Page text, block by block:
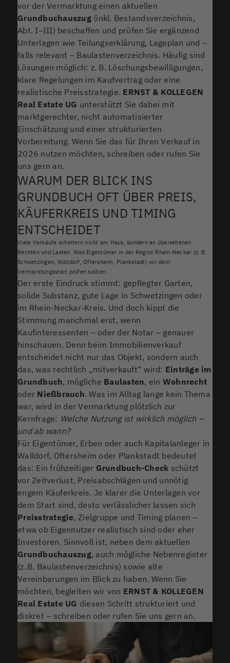
vor der Vermarktung einen aktuellen
Grundbuchauszug(inkl. Bestandsverzeichnis,
Abt. I–III) beschaffen und prüfen Sie ergänzend
Unterlagen wie Teilungserklärung, Lageplan und –
falls relevant – Baulastenverzeichnis. Häufig sind
Lösungen möglich: z. B. Löschungsbewilligungen,
klare Regelungen im Kaufvertrag oder eine
realistische Preisstrategie. ERNST & KOLLEGEN
Real Estate UG unterstützt Sie dabei mit
marktgerechter, nicht automatisierter
Einschätzung und einer strukturierten
Vorbereitung. Wenn Sie das für Ihren Verkauf in
2026 nutzen möchten, schreiben oder rufen Sie
uns gern an.
WARUM DER BLICK INS
GRUNDBUCH OFT ÜBER PREIS,
KÄUFERKREIS UND TIMING
ENTSCHEIDET
Viele Verkäufe scheitern nicht am Haus, sondern an übersehenen
Rechten und Lasten. Was Eigentümer in der Region Rhein-Neckar (z. B.
Schwetzingen, Walldorf, Oftersheim, Plankstadt) vor dem
Vermarktungsstart prüfen sollten.
Der erste Eindruck stimmt: gepflegter Garten,
solide Substanz, gute Lage in Schwetzingen oder
im Rhein-Neckar-Kreis. Und doch kippt die
Stimmung manchmal erst, wenn
Kaufinteressenten – oder der Notar – genauer
hinschauen. Denn beim Immobilienverkauf
entscheidet nicht nur das Objekt, sondern auch
das, was rechtlich „mitverkauft“ wird: Einträge im
Grundbuch, mögliche Baulasten, ein Wohnrecht
oder Nießbrauch. Was im Alltag lange kein Thema
war, wird in der Vermarktung plötzlich zur
Kernfrage: Welche Nutzung ist wirklich möglich –
und ab wann?
Für Eigentümer, Erben oder auch Kapitalanleger in
Walldorf, Oftersheim oder Plankstadt bedeutet
das: Ein frühzeitiger Grundbuch-Check schützt
vor Zeitverlust, Preisabschlägen und unnötig
engem Käuferkreis. Je klarer die Unterlagen vor
dem Start sind, desto verlässlicher lassen sich
Preisstrategie, Zielgruppe und Timing planen –
etwa ob Eigennutzer realistisch sind oder eher
Investoren. Sinnvoll ist, neben dem aktuellen
Grundbuchauszug, auch mögliche Nebenregister
(z. B. Baulastenverzeichnis) sowie alte
Vereinbarungen im Blick zu haben. Wenn Sie
möchten, begleiten wir von ERNST & KOLLEGEN
Real Estate UG diesen Schritt strukturiert und
diskret – schreiben oder rufen Sie uns gern an.